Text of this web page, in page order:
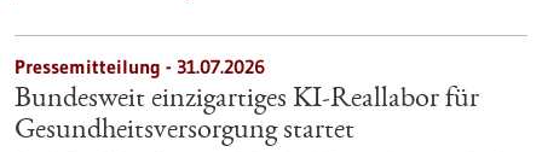
Pressemitteilung - 31.07.2026
Bundesweit einzigartiges KI-Reallabor für
Gesundheits­versorgung startet